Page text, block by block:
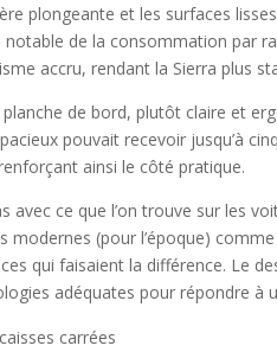
plongeante et les surfaces
notable de la consommation par
accru, rendant la Sierra plus
planche de bord, plutôt claire et
pouvait recevoir jusqu’à
ainsi le côté pratique.
avec ce que l’on trouve sur les
(pour l’époque)
qui faisaient la différence. Le
adéquates pour répondre à
carrées